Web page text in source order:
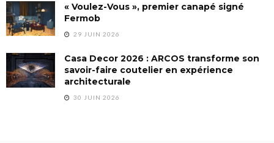
« Voulez-Vous », premier canapé signé
Fermob
29 JUIN 2026
Casa Decor 2026 : ARCOS transforme son
savoir-faire coutelier en expérience
architecturale
30 JUIN 2026